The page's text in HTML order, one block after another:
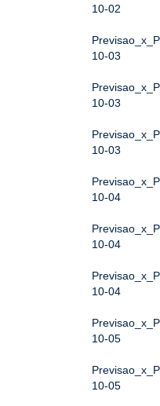
10-02
10-03
10-03
10-03
10-04
10-04
10-04
10-05
10-05